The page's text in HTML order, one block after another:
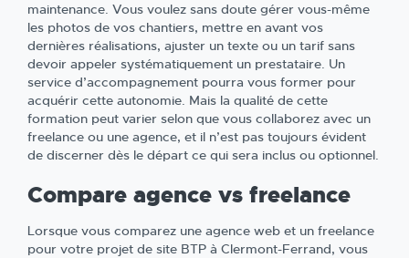
maintenance. Vous voulez sans doute gérer vous-même
les photos de vos chantiers, mettre en avant vos
dernières réalisations, ajuster un texte ou un tarif sans
devoir appeler systématiquement un prestataire. Un
service d’accompagnement pourra vous former pour
acquérir cette autonomie. Mais la qualité de cette
formation peut varier selon que vous collaborez avec un
freelance ou une agence, et il n’est pas toujours évident
de discerner dès le départ ce qui sera inclus ou optionnel.
Compare agence vs freelance
Lorsque vous comparez une agence web et un freelance
pour votre projet de site BTP à Clermont-Ferrand, vous